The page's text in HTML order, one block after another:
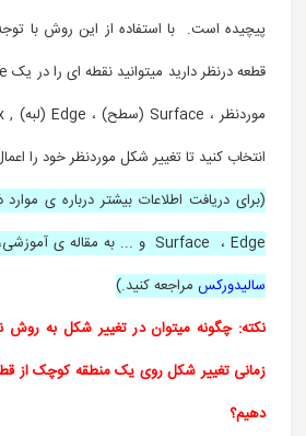
پیچیده است. با استفاده از این روش با
انتخاب کنید تا تغییر شکل موردنظر خود را
Surface ، Edge و ... به مقاله ی آموزشی،
سالیدورکس مراجعه کنید.)
نکته: چگونه میتوان در تغییر شکل به روش
زمانی تغییر شکل روی یک منطقه کوچک از
دهیم؟